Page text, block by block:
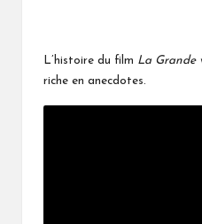
L’histoire du film La Grande
riche en anecdotes.